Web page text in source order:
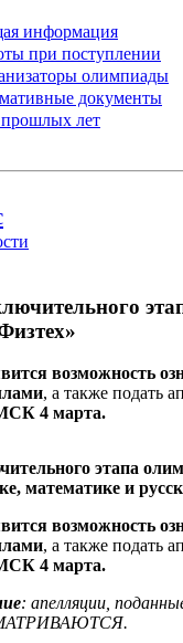
информация
при поступлении
олимпиады
документы
лет
возможность
, а также подать
4 марта.
этапа
математике и
возможность
, а также подать
4 марта.
: апелляции,